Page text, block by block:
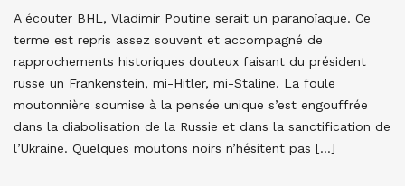
A écouter BHL, Vladimir Poutine serait un paranoïaque. Ce
terme est repris assez souvent et accompagné de
rapprochements historiques douteux faisant du président
russe un Frankenstein, mi-Hitler, mi-Staline. La foule
moutonnière soumise à la pensée unique s’est engouffrée
dans la diabolisation de la Russie et dans la sanctification de
l’Ukraine. Quelques moutons noirs n’hésitent pas […]